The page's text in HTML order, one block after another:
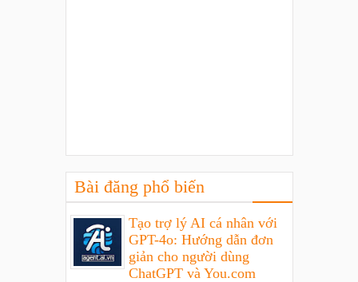
Bài đăng phổ biến
Tạo trợ lý AI cá nhân với
GPT-4o: Hướng dẫn đơn
giản cho người dùng
ChatGPT và You.com